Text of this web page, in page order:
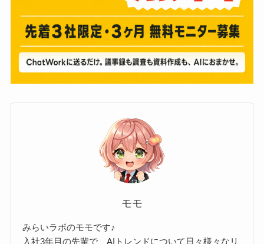
モモ
みらいラボのモモです♪
入社3年目の先輩で、AIトレンドについて日々様々なリ